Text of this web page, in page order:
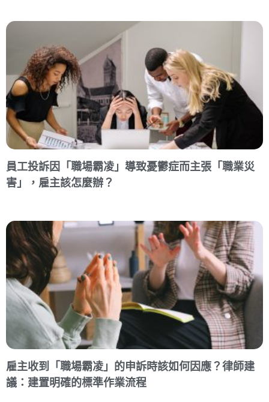
員工投訴因「職場霸凌」導致憂鬱症而主張「職業災
害」，雇主該怎麼辦？
雇主收到「職場霸凌」的申訴時該如何因應？律師建
議：建置明確的標準作業流程